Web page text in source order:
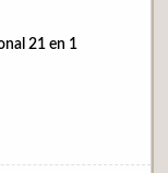
21 en 1